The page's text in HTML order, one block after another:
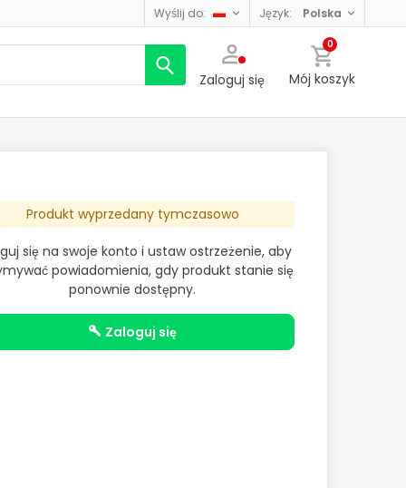
wyślij do: język: polska
Zaloguj się
0
Mój koszyk
Produkt wyprzedany tymczasowo
się na swoje konto i ustaw ostrzeżenie, aby
powiadomienia, gdy produkt stanie się
ponownie dostępny.
zaloguj się